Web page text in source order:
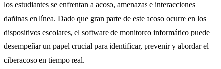
los estudiantes se enfrentan a acoso, amenazas e interacciones
dañinas en línea. Dado que gran parte de este acoso ocurre en los
dispositivos escolares, el software de monitoreo informático puede
desempeñar un papel crucial para identificar, prevenir y abordar el
ciberacoso en tiempo real.